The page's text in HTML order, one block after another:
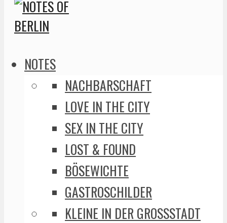
NOTES
NACHBARSCHAFT
LOVE IN THE CITY
SEX IN THE CITY
LOST & FOUND
BÖSEWICHTE
GASTROSCHILDER
KLEINE IN DER GROSSSTADT